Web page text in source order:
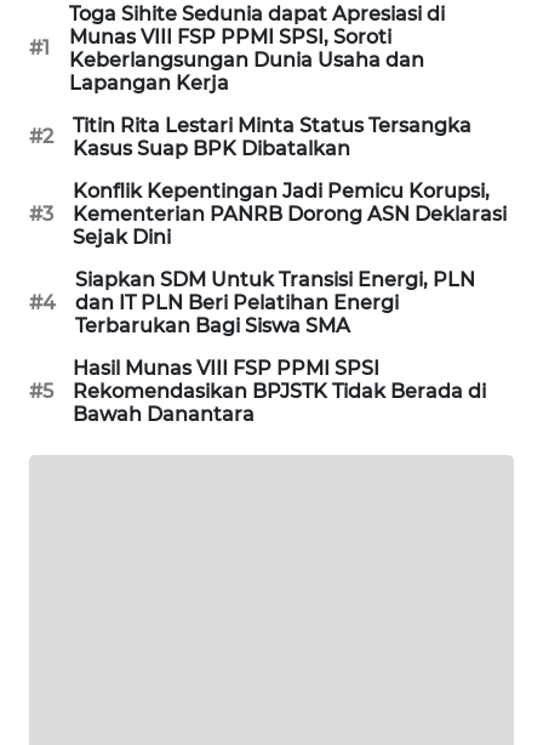
#1
Toga Sihite Sedunia dapat Apresiasi di
Munas VIII FSP PPMI SPSI, Soroti
Keberlangsungan Dunia Usaha dan
Lapangan Kerja
#2
Titin Rita Lestari Minta Status Tersangka
Kasus Suap BPK Dibatalkan
#3
Konflik Kepentingan Jadi Pemicu Korupsi,
Kementerian PANRB Dorong ASN Deklarasi
Sejak Dini
#4
Siapkan SDM Untuk Transisi Energi, PLN
dan IT PLN Beri Pelatihan Energi
Terbarukan Bagi Siswa SMA
#5
Hasil Munas VIII FSP PPMI SPSI
Rekomendasikan BPJSTK Tidak Berada di
Bawah Danantara
FISUELRI
ID
ENERGI
NEWS
CILEUNGSI
NEWS
BERKAT
NEWS
BERAMPU